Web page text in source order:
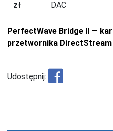
zł
DAC
PerfectWave Bridge II —
przetwornika DirectStream
Udostępnij: